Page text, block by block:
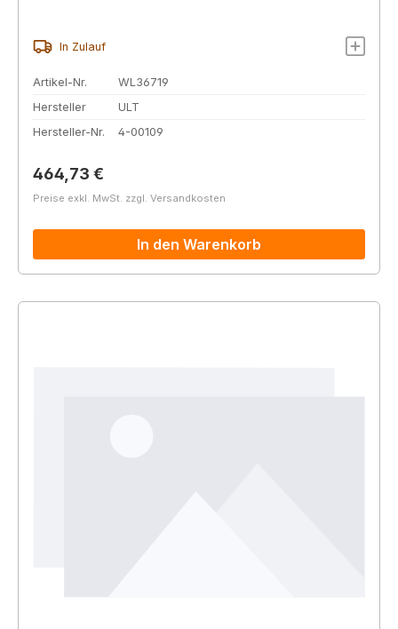
In Zulauf
Artikel-Nr.
WL36719
Hersteller
ULT
Hersteller-Nr.
4-00109
Regulärer Preis:
464,73 €
Preise exkl. MwSt. zzgl. Versandkosten
In den Warenkorb